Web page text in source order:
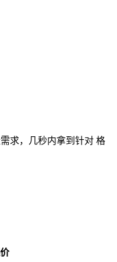
求，几秒内拿到针对 格